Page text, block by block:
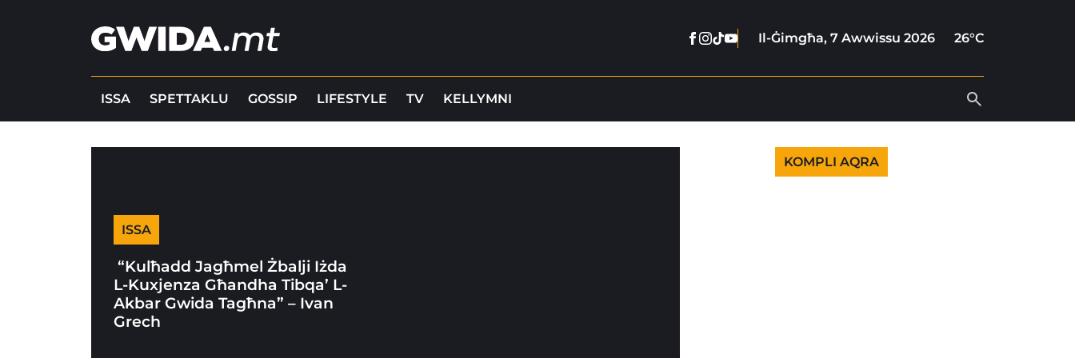
Facebook
Instagram
Tiktok
YoutubeIl-Ġimgħa, 7 Awwissu 2026 26°C
ISSA SPETTAKLU GOSSIP LIFESTYLE TV KELLYMNI
ISSA
“Kulħadd Jagħmel Żbalji Iżda
L-Kuxjenza Għandha Tibqa’ L-
Akbar Gwida Tagħna” – Ivan
Grech
KOMPLI AQRA